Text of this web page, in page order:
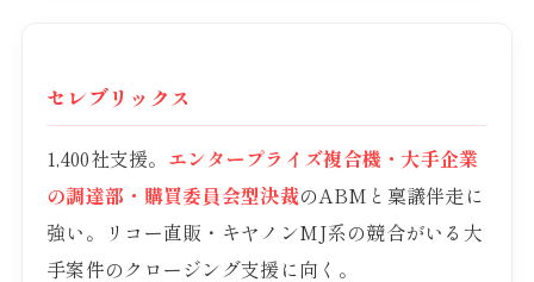
セレブリックス
1,400社支援。 エンタープライズ複合機・大手企業
の調達部・購買委員会型決裁のABMと稟議伴走に
強い。リコー直販・キヤノンMJ系の競合がいる大
手案件のクロージング支援に向く。